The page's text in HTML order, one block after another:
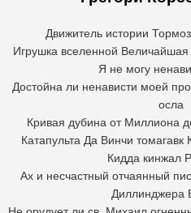
Движитель истории
Игрушка вселенной Величайшая
Я не могу
Достойна ли ненависти моей
осла
Кривая дубина от Миллиона
Катапульта Да Винчи
Кидда кинжал
Ах и несчастный отчаянный
Диллинджера